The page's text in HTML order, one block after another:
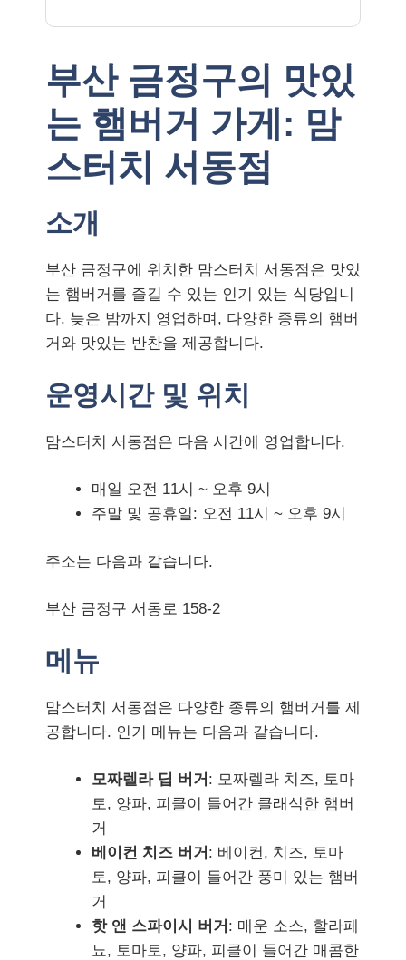
부산 금정구의 맛있
는 햄버거 가게: 맘
스터치 서동점
소개
부산 금정구에 위치한 맘스터치 서동점은 맛있
는 햄버거를 즐길 수 있는 인기 있는 식당입니
다. 늦은 밤까지 영업하며, 다양한 종류의 햄버
거와 맛있는 반찬을 제공합니다.
운영시간 및 위치
맘스터치 서동점은 다음 시간에 영업합니다.
매일 오전 11시 ~ 오후 9시
주말 및 공휴일: 오전 11시 ~ 오후 9시
주소는 다음과 같습니다.
부산 금정구 서동로 158-2
메뉴
맘스터치 서동점은 다양한 종류의 햄버거를 제
공합니다. 인기 메뉴는 다음과 같습니다.
모짜렐라 딥 버거 : 모짜렐라 치즈, 토마
토, 양파, 피클이 들어간 클래식한 햄버
거
베이컨 치즈 버거 : 베이컨, 치즈, 토마
토, 양파, 피클이 들어간 풍미 있는 햄버
거
핫 앤 스파이시 버거 : 매운 소스, 할라페
뇨, 토마토, 양파, 피클이 들어간 매콤한